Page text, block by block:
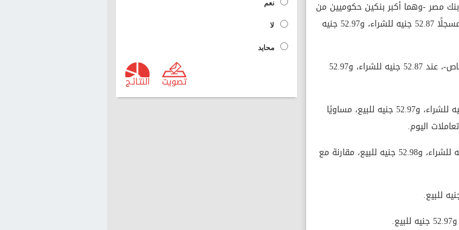
نعم
لا
محايد
النتـائـج تصويت
مصر -وهما أكبر بنكين حكوميين من
حيث الأصول- عند نفس المستوى الذي توقفت عنده حركته أمس، مسجلًا 52.87 جنيه للشراء، و52.97 جنيه
كما استقر الدولار في البنك التجاري الدولي –الأكبر في القطاع الخاص-، عند 52.87 جنيه للشراء، و52.97
واستقرت العملة الأمريكية في بنك فيصل الإسلامي، عند 52.87 جنيه للشراء، و52.97 جنيه للبيع، مساويًا
بينما ارتفع سعر العملة فى بنك كريدى أجريكول، ليسجل 52.88 جنيه للشراء، و52.98 جنيه للبيع، مقارنة مع